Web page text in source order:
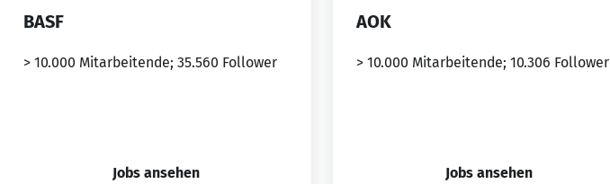
BASF
> 10.000 Mitarbeitende; 35.560 Follower
Jobs ansehen
AOK
> 10.000 Mitarbeitende; 10.306 Follower
Jobs ansehen